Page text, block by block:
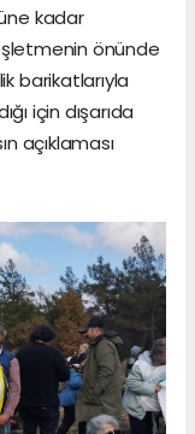
kadar
önünde
barikatlarıyla
için dışarıda
açıklaması